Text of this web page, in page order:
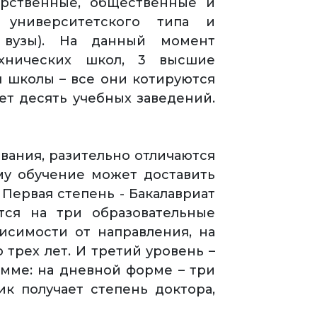
типа и
вузы). На данный момент
школ, 3 высшие
школы – все они котируются
десять учебных заведений.
разительно отличаются
обучение может доставить
степень - Бакалавриат
на три образовательные
от направления, на
лет. И третий уровень –
на дневной форме – три
получает степень доктора,